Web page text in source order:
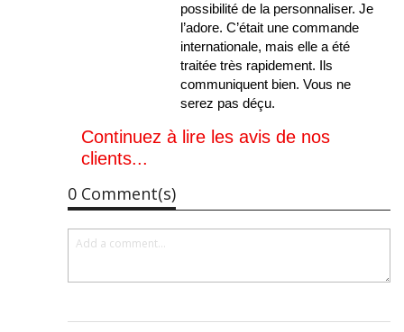
possibilité de la personnaliser. Je
l’adore. C’était une commande
internationale, mais elle a été
traitée très rapidement. Ils
communiquent bien. Vous ne
serez pas déçu.
Continuez à lire les avis de nos
clients...
0 Comment(s)